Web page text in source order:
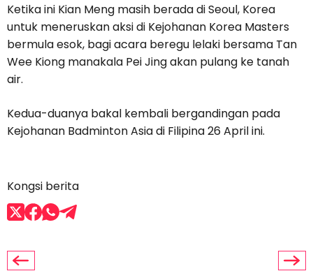
Ketika ini Kian Meng masih berada di Seoul, Korea
untuk meneruskan aksi di Kejohanan Korea Masters
bermula esok, bagi acara beregu lelaki bersama Tan
Wee Kiong manakala Pei Jing akan pulang ke tanah
air.
Kedua-duanya bakal kembali bergandingan pada
Kejohanan Badminton Asia di Filipina 26 April ini.
Kongsi berita